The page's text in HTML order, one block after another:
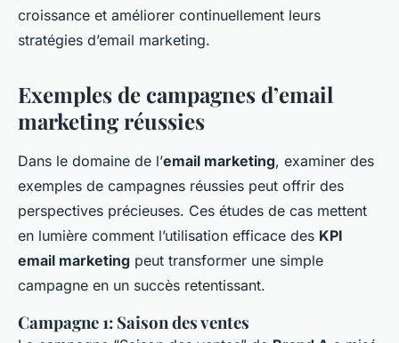
croissance et améliorer continuellement leurs
stratégies d’email marketing.
Exemples de campagnes d’email
marketing réussies
Dans le domaine de l’email marketing, examiner des
exemples de campagnes réussies peut offrir des
perspectives précieuses. Ces études de cas mettent
en lumière comment l’utilisation efficace des KPI
email marketing peut transformer une simple
campagne en un succès retentissant.
Campagne 1: Saison des ventes